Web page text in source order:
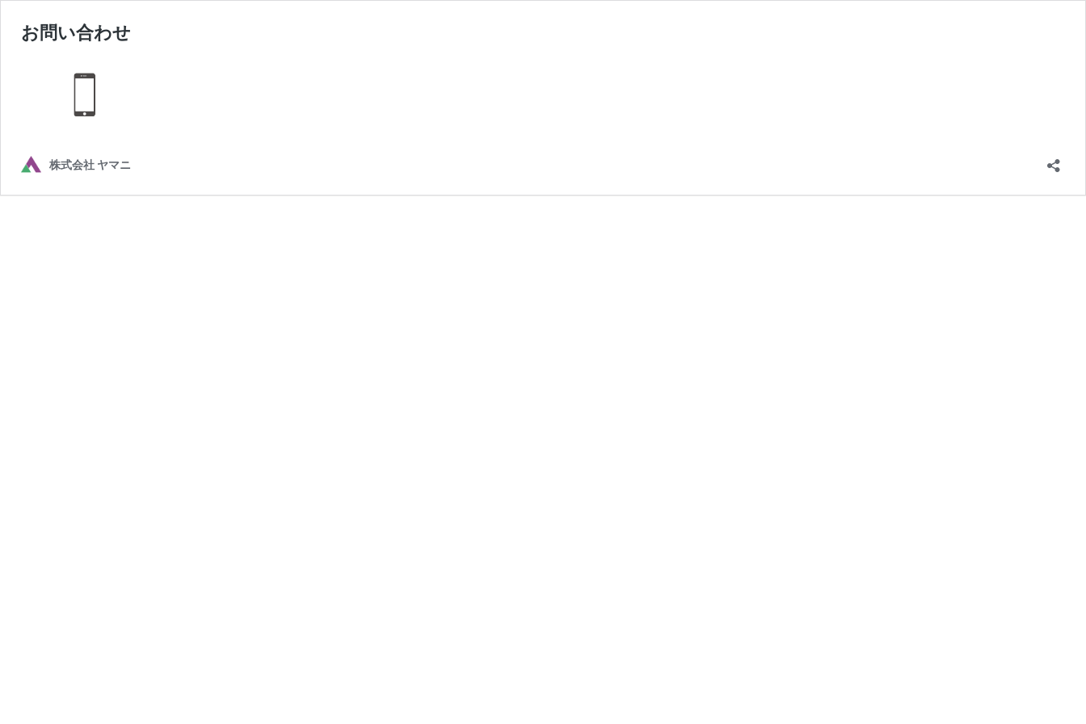
お問い合わせ
株式会社 ヤマニ